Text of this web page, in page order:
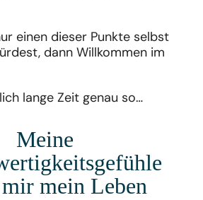
einen dieser Punkte selbst
dann Willkommen im
lange Zeit genau so…
Meine
mein Leben